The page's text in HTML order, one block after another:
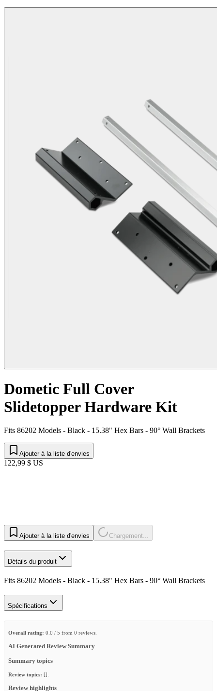
Dometic Full Cover
Slidetopper Hardware Kit
Fits 86202 Models - Black - 15.38" Hex Bars - 90° Wall Brackets
Ajouter à la liste d'envies
122,99 $ US
Ajouter à la liste d'envies Chargement...
Détails du produit
Fits 86202 Models - Black - 15.38" Hex Bars - 90° Wall Brackets
Spécifications
Overall rating: 0.0 / 5 from 0 reviews.
AI Generated Review Summary
Summary topics
Review topics: [].
Review highlights